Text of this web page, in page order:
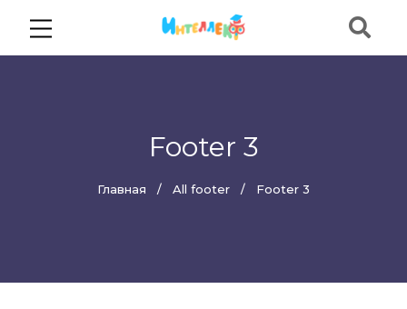
Footer 3
Главная All footer Footer 3